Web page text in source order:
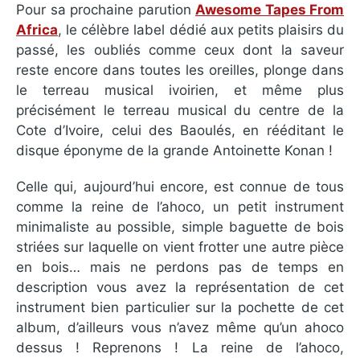
Pour sa prochaine parution Awesome Tapes From
Africa, le célèbre label dédié aux petits plaisirs du
passé, les oubliés comme ceux dont la saveur
reste encore dans toutes les oreilles, plonge dans
le terreau musical ivoirien, et même plus
précisément le terreau musical du centre de la
Cote d’Ivoire, celui des Baoulés, en rééditant le
disque éponyme de la grande Antoinette Konan !
Celle qui, aujourd’hui encore, est connue de tous
comme la reine de l’ahoco, un petit instrument
minimaliste au possible, simple baguette de bois
striées sur laquelle on vient frotter une autre pièce
en bois… mais ne perdons pas de temps en
description vous avez la représentation de cet
instrument bien particulier sur la pochette de cet
album, d’ailleurs vous n’avez même qu’un ahoco
dessus ! Reprenons ! La reine de l’ahoco,